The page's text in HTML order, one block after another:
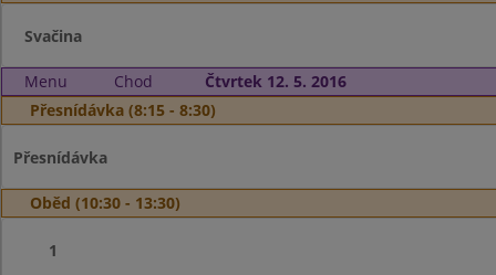
Svačina
Menu Chod
Čtvrtek 12. 5. 2016
Přesnídávka (8:15 - 8:30)
Přesnídávka
Oběd (10:30 - 13:30)
1